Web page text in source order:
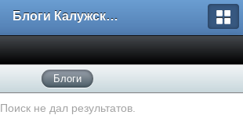
Блоги Калужского перекрестка
Блоги
Поиск не дал результатов.